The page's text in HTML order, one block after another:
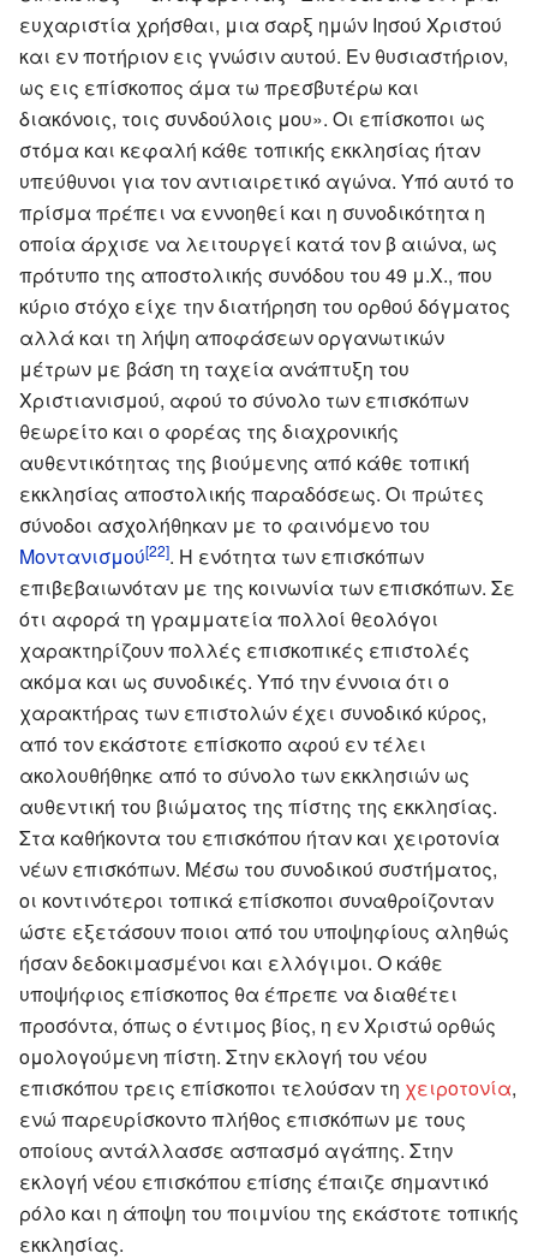
ευχαριστία χρήσθαι, μια σαρξ ημών Ιησού Χριστού
και εν ποτήριον εις γνώσιν αυτού. Εν θυσιαστήριον,
ως εις επίσκοπος άμα τω πρεσβυτέρω και
διακόνοις, τοις συνδούλοις μου». Οι επίσκοποι ως
στόμα και κεφαλή κάθε τοπικής εκκλησίας ήταν
υπεύθυνοι για τον αντιαιρετικό αγώνα. Υπό αυτό το
πρίσμα πρέπει να εννοηθεί και η συνοδικότητα η
οποία άρχισε να λειτουργεί κατά τον β αιώνα, ως
πρότυπο της αποστολικής συνόδου του 49 μ.Χ., που
κύριο στόχο είχε την διατήρηση του ορθού δόγματος
αλλά και τη λήψη αποφάσεων οργανωτικών
μέτρων με βάση τη ταχεία ανάπτυξη του
Χριστιανισμού, αφού το σύνολο των επισκόπων
θεωρείτο και ο φορέας της διαχρονικής
αυθεντικότητας της βιούμενης από κάθε τοπική
εκκλησίας αποστολικής παραδόσεως. Οι πρώτες
σύνοδοι ασχολήθηκαν με το φαινόμενο του
Μοντανισμού[22]. Η ενότητα των επισκόπων
επιβεβαιωνόταν με της κοινωνία των επισκόπων. Σε
ότι αφορά τη γραμματεία πολλοί θεολόγοι
χαρακτηρίζουν πολλές επισκοπικές επιστολές
ακόμα και ως συνοδικές. Υπό την έννοια ότι ο
χαρακτήρας των επιστολών έχει συνοδικό κύρος,
από τον εκάστοτε επίσκοπο αφού εν τέλει
ακολουθήθηκε από το σύνολο των εκκλησιών ως
αυθεντική του βιώματος της πίστης της εκκλησίας.
Στα καθήκοντα του επισκόπου ήταν και χειροτονία
νέων επισκόπων. Μέσω του συνοδικού συστήματος,
οι κοντινότεροι τοπικά επίσκοποι συναθροίζονταν
ώστε εξετάσουν ποιοι από του υποψηφίους αληθώς
ήσαν δεδοκιμασμένοι και ελλόγιμοι. Ο κάθε
υποψήφιος επίσκοπος θα έπρεπε να διαθέτει
προσόντα, όπως ο έντιμος βίος, η εν Χριστώ ορθώς
ομολογούμενη πίστη. Στην εκλογή του νέου
επισκόπου τρεις επίσκοποι τελούσαν τη χειροτονία,
ενώ παρευρίσκοντο πλήθος επισκόπων με τους
οποίους αντάλλασσε ασπασμό αγάπης. Στην
εκλογή νέου επισκόπου επίσης έπαιζε σημαντικό
ρόλο και η άποψη του ποιμνίου της εκάστοτε τοπικής
εκκλησίας.